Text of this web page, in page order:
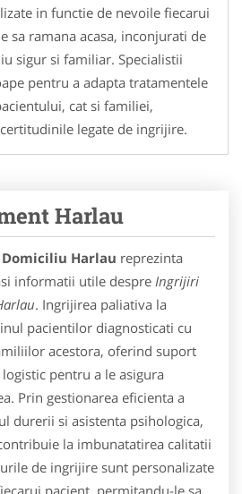
in functie de nevoile fiecarui
sa ramana acasa, inconjurati de
sigur si familiar. Specialistii
pentru a adapta tratamentele
cat si familiei,
legate de ingrijire.
Harlau
Harlau reprezinta
informatii utile despre Ingrijiri
. Ingrijirea paliativa la
pacientilor diagnosticati cu
acestora, oferind suport
pentru a le asigura
Prin gestionarea eficienta a
durerii si asistenta psihologica,
la imbunatatirea calitatii
de ingrijire sunt personalizate
pacient, permitandu-le sa